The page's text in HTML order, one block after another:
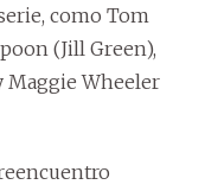
como Tom
(Jill Green),
Maggie Wheeler